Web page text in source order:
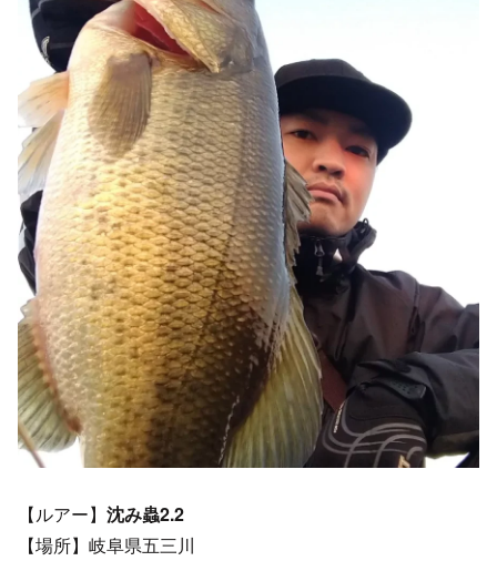
【ルアー】 沈み蟲2.2
【場所】岐阜県五三川